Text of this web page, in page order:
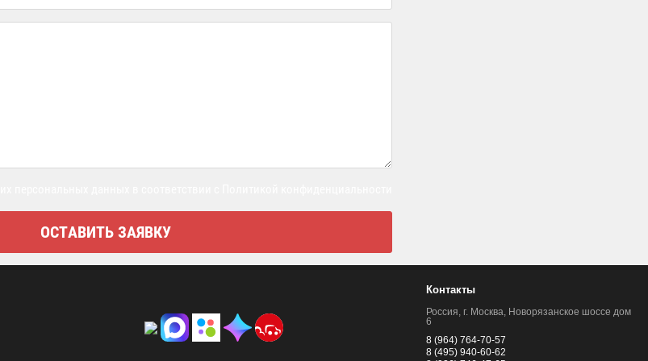
Контакты
Россия, г. Москва, Новорязанское шоссе дом
6
8 (964) 764-70-57
8 (495) 940-60-62